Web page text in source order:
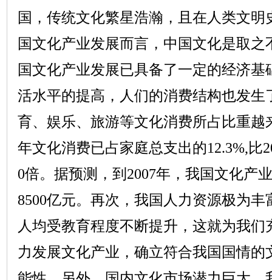
国，传统文化繁星浩瀚，且在人类文
国文化产业发展而言，中国文化是取
国文化产业发展已具备了一定的经济
活水平的提高，人们的消费结构也发生
育、娱乐、旅游等文化消费所占比重越
年文化消费已占家庭总支出的12.3%, 比
0倍。据预测，到 2007年，我国文化产
8500亿元。再次，我国人力资源极为丰
人均受教育程度不断提升，这就为我
力发展文化产业，确立符合我国国情的